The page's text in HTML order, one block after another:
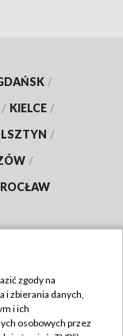
/
/ KIELCE /
/
/
zgody na
i zbierania danych,
i ich
osobowych przez